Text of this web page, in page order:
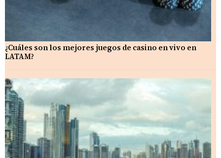
¿Cuáles son los mejores juegos de casino en vivo en
LATAM?